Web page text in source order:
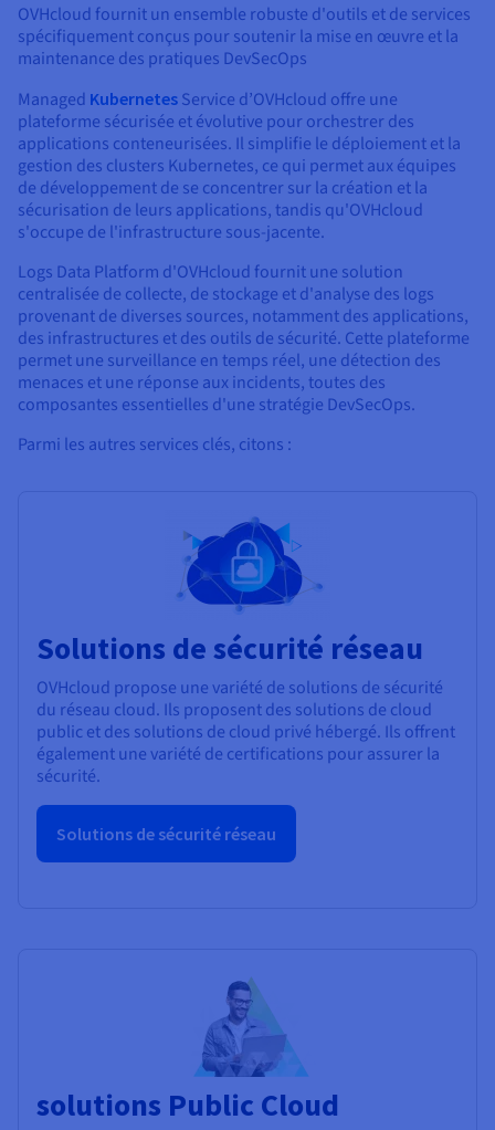
OVHcloud fournit un ensemble robuste d'outils et de services
spécifiquement conçus pour soutenir la mise en œuvre et la
maintenance des pratiques DevSecOps
Managed Kubernetes Service d’OVHcloud offre une
plateforme sécurisée et évolutive pour orchestrer des
applications conteneurisées. Il simplifie le déploiement et la
gestion des clusters Kubernetes, ce qui permet aux équipes
de développement de se concentrer sur la création et la
sécurisation de leurs applications, tandis qu'OVHcloud
s'occupe de l'infrastructure sous-jacente.
Logs Data Platform d'OVHcloud fournit une solution
centralisée de collecte, de stockage et d'analyse des logs
provenant de diverses sources, notamment des applications,
des infrastructures et des outils de sécurité. Cette plateforme
permet une surveillance en temps réel, une détection des
menaces et une réponse aux incidents, toutes des
composantes essentielles d'une stratégie DevSecOps.
Parmi les autres services clés, citons :
Solutions de sécurité réseau
OVHcloud propose une variété de solutions de sécurité
du réseau cloud. Ils proposent des solutions de cloud
public et des solutions de cloud privé hébergé. Ils offrent
également une variété de certifications pour assurer la
sécurité.
Solutions de sécurité réseau
solutions Public Cloud